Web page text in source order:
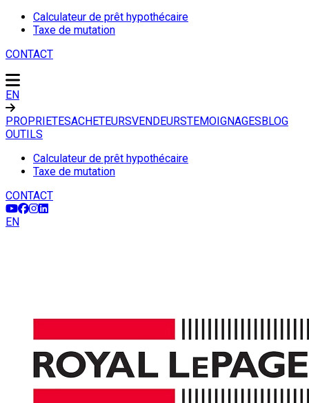
Calculateur de prêt hypothécaire
Taxe de mutation
CONTACT
EN
PROPRIETESACHETEURSVENDEURSTEMOIGNAGESBLOG
OUTILS
Calculateur de prêt hypothécaire
Taxe de mutation
CONTACT
EN